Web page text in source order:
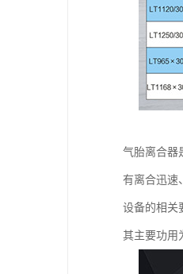
气胎离合器
有离合迅速
设备的相关
其主要功用